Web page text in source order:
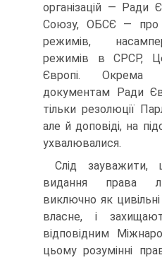
організацій — Ради
Союзу, ОБСЄ — про
режимів,
режимів в СРСР,
Європі. Окрема
документам Ради
тільки резолюції
але й доповіді, на
ухвалювалися.
Слід
видання права
виключно як цивільні
власне, і
відповідним
цьому розумінні